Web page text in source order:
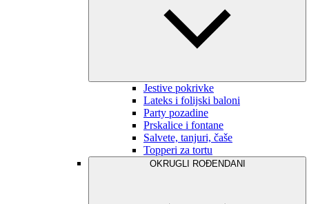
Jestive pokrivke
Lateks i folijski baloni
Party pozadine
Prskalice i fontane
Salvete, tanjuri, čaše
Topperi za tortu
OKRUGLI ROĐENDANI